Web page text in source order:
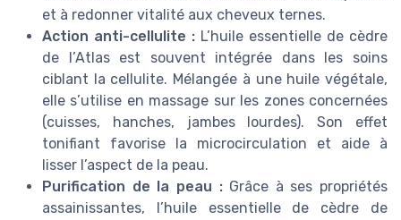
et à redonner vitalité aux cheveux ternes.
Action anti-cellulite : L’huile essentielle de cèdre
de l’Atlas est souvent intégrée dans les soins
ciblant la cellulite. Mélangée à une huile végétale,
elle s’utilise en massage sur les zones concernées
(cuisses, hanches, jambes lourdes). Son effet
tonifiant favorise la microcirculation et aide à
lisser l’aspect de la peau.
Purification de la peau :Grâce à ses propriétés
assainissantes, l’huile essentielle de cèdre de